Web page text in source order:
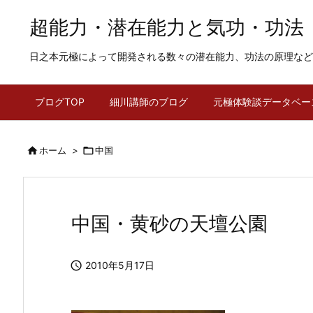
超能力・潜在能力と気功・功法
日之本元極によって開発される数々の潜在能力、功法の原理など
ブログTOP 細川講師のブログ 元極体験談データベー
ホーム > 中国
中国・黄砂の天壇公園
 2010年5月17日